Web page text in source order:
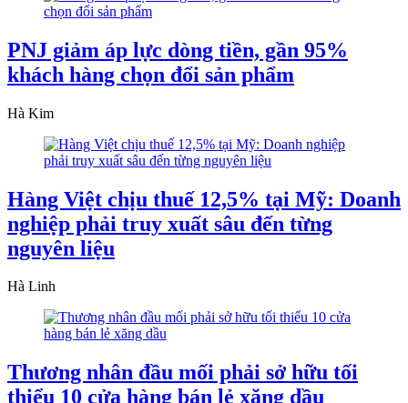
PNJ giảm áp lực dòng tiền, gần 95%
khách hàng chọn đổi sản phẩm
Hà Kim
Hàng Việt chịu thuế 12,5% tại Mỹ: Doanh
nghiệp phải truy xuất sâu đến từng
nguyên liệu
Hà Linh
Thương nhân đầu mối phải sở hữu tối
thiểu 10 cửa hàng bán lẻ xăng dầu